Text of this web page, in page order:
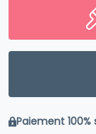
Paiement 100%